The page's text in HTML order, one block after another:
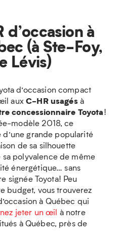
à
(à Ste-Foy,
Lévis)
d’occasion compact
auxC-HR usagésà
concessionnaire Toyota!
modèle 2018, ce
grande popularité
de sa silhouette
polyvalence de même
énergétique… sans
signée Toyota! Peu
budget, vous trouverez
à Québec qui
jeter un œil à notre
à Québec, près de